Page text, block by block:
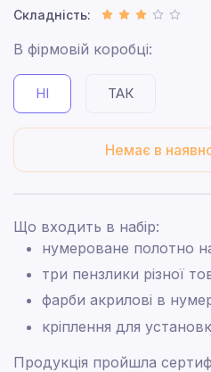
Складність:
В фірмовій коробці:
НІ ТАК
Немає в
Що входить в набір:
нумероване полотно
три пензлики різної
фарби акрилові в
кріплення для
Продукція пройшла